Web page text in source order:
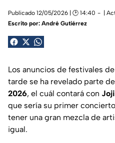
Publicado 12/05/2026 | 🕑 14:40 |
Escrito por: André Gutiérrez
Los anuncios de festivales
tarde se ha revelado parte
2026, el cuál contará con Joji
que sería su primer
tener una gran mezcla de
igual.